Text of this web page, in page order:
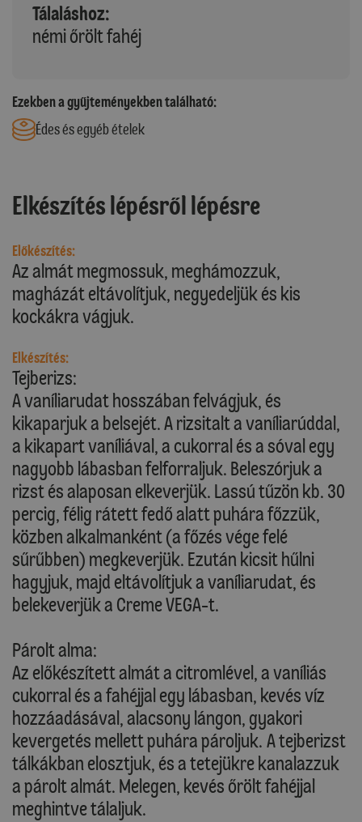
Tálaláshoz:
némi őrölt fahéj
Ezekben a gyűjteményekben található:
Édes és egyéb ételek
Elkészítés lépésről lépésre
Előkészítés:
Az almát megmossuk, meghámozzuk,
magházát eltávolítjuk, negyedeljük és kis
kockákra vágjuk.
Elkészítés:
Tejberizs:
A vaníliarudat hosszában felvágjuk, és
kikaparjuk a belsejét. A rizsitalt a vaníliarúddal,
a kikapart vaníliával, a cukorral és a sóval egy
nagyobb lábasban felforraljuk. Beleszórjuk a
rizst és alaposan elkeverjük. Lassú tűzön kb. 30
percig, félig rátett fedő alatt puhára főzzük,
közben alkalmanként (a főzés vége felé
sűrűbben) megkeverjük. Ezután kicsit hűlni
hagyjuk, majd eltávolítjuk a vaníliarudat, és
belekeverjük a Creme VEGA-t.
Párolt alma:
Az előkészített almát a citromlével, a vaníliás
cukorral és a fahéjjal egy lábasban, kevés víz
hozzáadásával, alacsony lángon, gyakori
kevergetés mellett puhára pároljuk. A tejberizst
tálkákban elosztjuk, és a tetejükre kanalazzuk
a párolt almát. Melegen, kevés őrölt fahéjjal
meghintve tálaljuk.